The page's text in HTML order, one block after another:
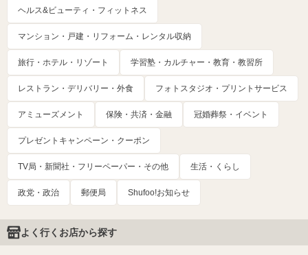
ヘルス&ビューティ・フィットネス
マンション・戸建・リフォーム・レンタル収納
旅行・ホテル・リゾート 学習塾・カルチャー・教育・教習所
レストラン・デリバリー・外食 フォトスタジオ・プリントサービス
アミューズメント 保険・共済・金融 冠婚葬祭・イベント
プレゼントキャンペーン・クーポン
TV局・新聞社・フリーペーパー・その他 生活・くらし
政党・政治 郵便局 Shufoo!お知らせ
よく行くお店から探す